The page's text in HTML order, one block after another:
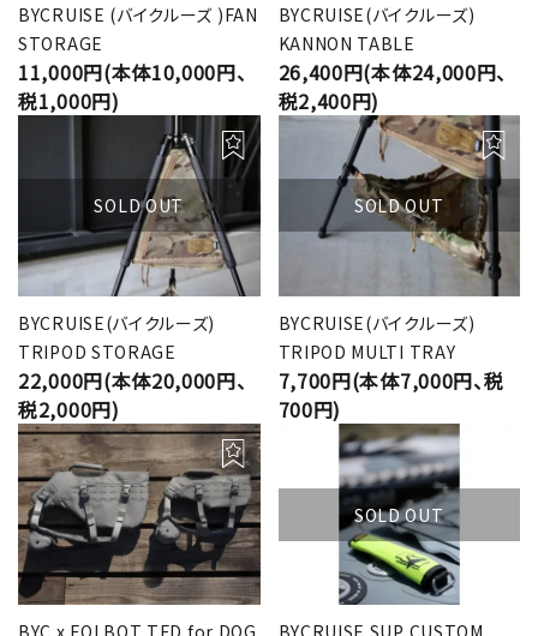
BYCRUISE (バイクルーズ )FAN
STORAGE
11,000円(本体10,000円、
税1,000円)
BYCRUISE(バイクルーズ)
KANNON TABLE
26,400円(本体24,000円、
税2,400円)
SOLD OUT
BYCRUISE(バイクルーズ)
TRIPOD STORAGE
22,000円(本体20,000円、
税2,000円)
SOLD OUT
BYCRUISE(バイクルーズ)
TRIPOD MULTI TRAY
7,700円(本体7,000円、税
700円)
SOLD OUT